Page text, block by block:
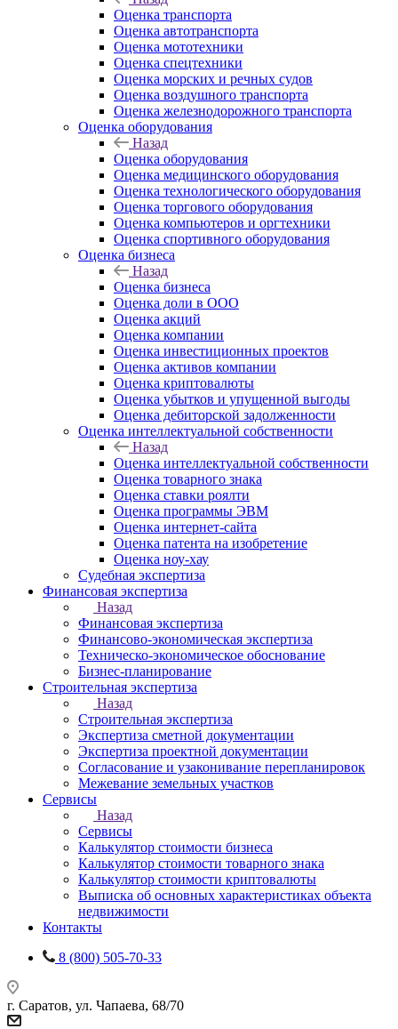
Оценка транспорта
Оценка автотранспорта
Оценка мототехники
Оценка спецтехники
Оценка морских и речных судов
Оценка воздушного транспорта
Оценка железнодорожного транспорта
Оценка оборудования
Назад
Оценка оборудования
Оценка медицинского оборудования
Оценка технологического оборудования
Оценка торгового оборудования
Оценка компьютеров и оргтехники
Оценка спортивного оборудования
Оценка бизнеса
Назад
Оценка бизнеса
Оценка доли в ООО
Оценка акций
Оценка компании
Оценка инвестиционных проектов
Оценка активов компании
Оценка криптовалюты
Оценка убытков и упущенной выгоды
Оценка дебиторской задолженности
Оценка интеллектуальной собственности
Назад
Оценка интеллектуальной собственности
Оценка товарного знака
Оценка ставки роялти
Оценка программы ЭВМ
Оценка интернет-сайта
Оценка патента на изобретение
Оценка ноу-хау
Судебная экспертиза
Финансовая экспертиза
Назад
Финансовая экспертиза
Финансово-экономическая экспертиза
Техническо-экономическое обоснование
Бизнес-планирование
Строительная экспертиза
Назад
Строительная экспертиза
Экспертиза сметной документации
Экспертиза проектной документации
Согласование и узаконивание перепланировок
Межевание земельных участков
Сервисы
Назад
Сервисы
Калькулятор стоимости бизнеса
Калькулятор стоимости товарного знака
Калькулятор стоимости криптовалюты
Выписка об основных характеристиках объекта
недвижимости
Контакты
8 (800) 505-70-33
г. Саратов, ул. Чапаева, 68/70